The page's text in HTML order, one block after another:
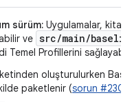
sürüm: Uygulamalar,
ve src/main/
Temel Profillerini
oluşturulurken
paketlenir (sorun